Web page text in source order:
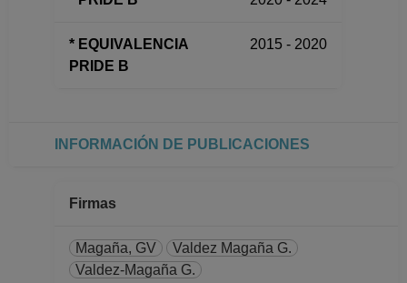
Desde 01-10-2020
PROFESOR DE
Facultad de Medicina
PROFESOR DE
* EQUIVALENCIA
PRIDE B
2015 - 2020
INFORMACIÓN DE PUBLICACIONES
Firmas
Magaña, GV
Valdez Magaña G.
Valdez-Magaña G.